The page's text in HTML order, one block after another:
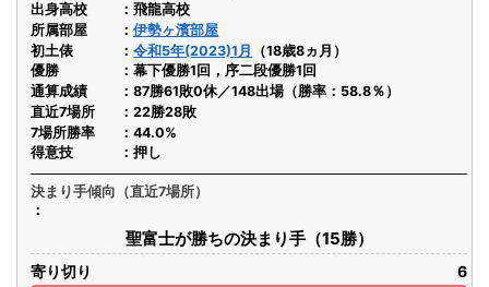
出身高校
飛龍高校
所属部屋
伊勢ヶ濱部屋
初土俵
令和5年(2023)1月
（18歳8ヵ月）
優勝
幕下優勝1回，序二段優勝1回
通算成績
87勝61敗0休／148出場（勝率：58.8％）
直近7場所
22勝28敗
7場所勝率
44.0%
得意技
押し
決まり手傾向（直近7場所）
聖富士が勝ちの決まり手（15勝）
寄り切り 6